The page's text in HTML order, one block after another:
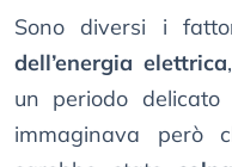
Sono diversi i
dell’energia elettrica
un periodo
immaginava però